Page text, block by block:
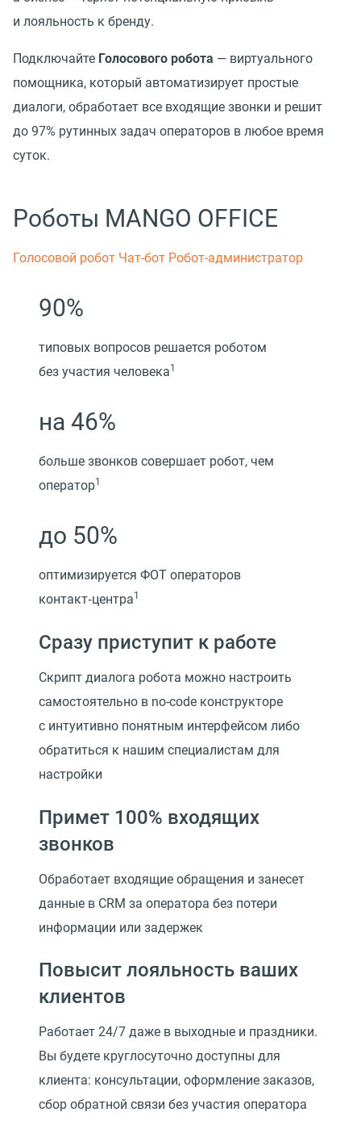
и лояльность к бренду.
Подключайте Голосового робота — виртуального
помощника, который автоматизирует простые
диалоги, обработает все входящие звонки и решит
до 97% рутинных задач операторов в любое время
суток.
Роботы MANGO OFFICE
Голосовой робот Чат-бот Робот-администратор
90%
типовых вопросов решается роботом
без участия человека1
на 46%
больше звонков совершает робот, чем
оператор1
до 50%
оптимизируется ФОТ операторов
контакт‑центра1
Сразу приступит к работе
Скрипт диалога робота можно настроить
самостоятельно в no-code конструкторе
с интуитивно понятным интерфейсом либо
обратиться к нашим специалистам для
настройки
Примет 100% входящих
звонков
Обработает входящие обращения и занесет
данные в CRM за оператора без потери
информации или задержек
Повысит лояльность ваших
клиентов
Работает 24/7 даже в выходные и праздники.
Вы будете круглосуточно доступны для
клиента: консультации, оформление заказов,
сбор обратной связи без участия оператора